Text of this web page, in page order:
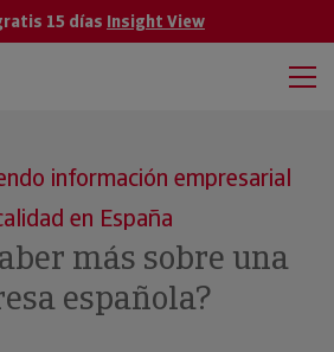
15 días Insight View
información empresarial
en España
más sobre una
española?